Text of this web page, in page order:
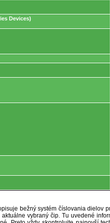
Devices)
bežný systém číslovania dielov
vybraný čip. Tu uvedené